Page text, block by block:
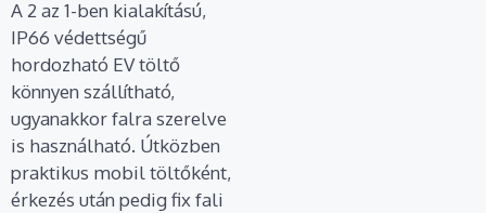
A 2 az 1-ben kialakítású,
IP66 védettségű
hordozható EV töltő
könnyen szállítható,
ugyanakkor falra szerelve
is használható. Útközben
praktikus mobil töltőként,
érkezés után pedig fix fali